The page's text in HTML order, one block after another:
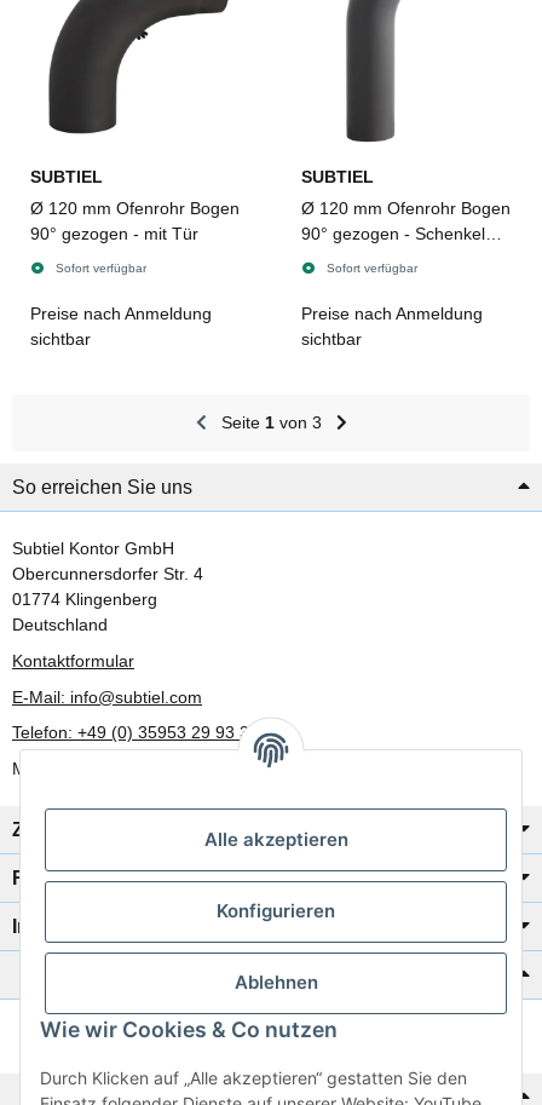
Alle akzeptieren
Konfigurieren
Ablehnen
Wie wir Cookies & Co nutzen
Durch Klicken auf „Alle akzeptieren“ gestatten Sie den
SUBTIEL
Ø 120 mm Ofenrohr Bogen
90° gezogen - mit Tür
Sofort verfügbar
Preise nach Anmeldung
sichtbar
SUBTIEL
Ø 120 mm Ofenrohr Bogen
90° gezogen - Schenkel
kurzSofort verfügbar
Preise nach Anmeldung
sichtbar
Seite 1von 3
So erreichen Sie uns
Subtiel Kontor GmbH
Obercunnersdorfer Str. 4
01774 Klingenberg
Deutschland
Kontaktformular
E-Mail: info@subtiel.com
Telefon: +49 (0) 35953 29 93 30
Mo-Fr: 8:00 Uhr - 17:00 Uhr
Zahlung/Versand
Rechtliches
Informationen
Katalog zur Hand?
Zur Schnellbestellung
Noch kein Katalog?